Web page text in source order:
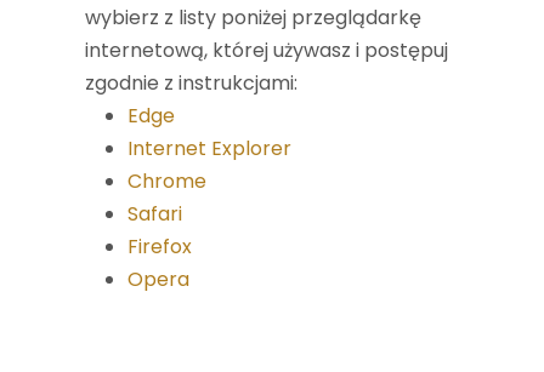
wybierz z listy poniżej przeglądarkę
internetową, której używasz i postępuj
zgodnie z instrukcjami:
Edge
Internet Explorer
Chrome
Safari
Firefox
Opera